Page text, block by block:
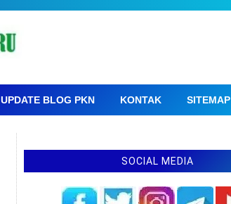
UPDATE BLOG PKN KONTAK SITEMAP
SOCIAL MEDIA